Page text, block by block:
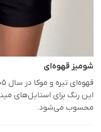
شومیز قهوه‌ای
این رنگ برای استایل‌های
محسوب می‌شود.